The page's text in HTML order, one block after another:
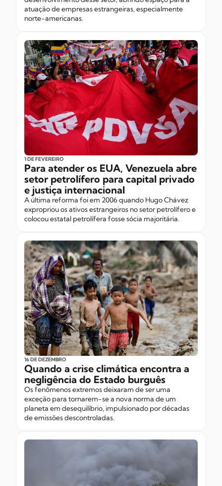
atuação de empresas estrangeiras, especialmente
norte-americanas.
1 DE FEVEREIRO
Para atender os EUA, Venezuela abre
setor petrolífero para capital privado
e justiça internacional
A última reforma foi em 2006 quando Hugo Chávez
expropriou os ativos estrangeiros no setor petrolífero e
colocou estatal petrolífera fosse sócia majoritária.
16 DE DEZEMBRO
Quando a crise climática encontra a
negligência do Estado burguês
Os fenômenos extremos deixaram de ser uma
exceção para tornarem-se a nova norma de um
planeta em desequilíbrio, impulsionado por décadas
de emissões descontroladas.